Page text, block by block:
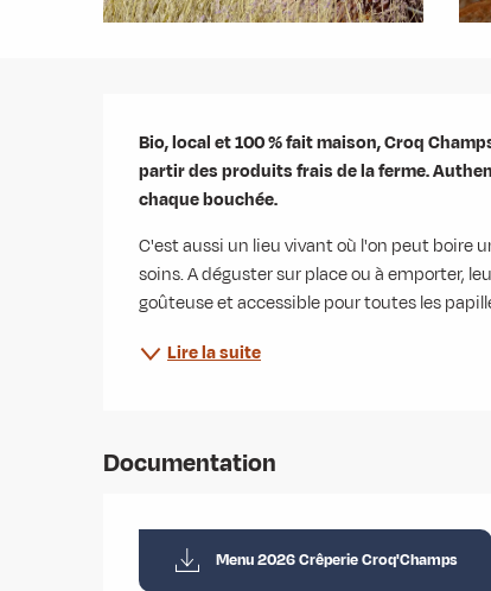
Description
Bio, local et 100 % fait maison, Croq
partir des produits frais de la ferme.
chaque bouchée.
C'est aussi un lieu vivant où l'on peut boire
soins. A déguster sur place ou à emporter,
goûteuse et accessible pour toutes les
Lire la suite
Documentation
Menu 2026 Crêperie Croq'Champs